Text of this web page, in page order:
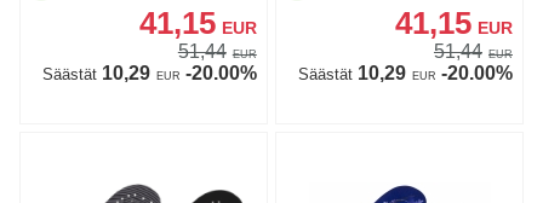
41,15 EUR
51,44 EUR
Säästät10,29 EUR -20.00%
41,15 EUR
51,44 EUR
Säästät10,29 EUR -20.00%